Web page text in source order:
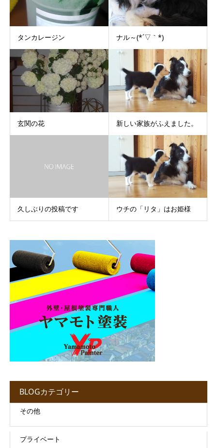
タンカレージン ナル～(*´▽｀*)
玄関の花 新しい家族がふえました。
久しぶりの投稿です ウチの「リタ」はお姫様
BLOGカテゴリー
その他
プライベート